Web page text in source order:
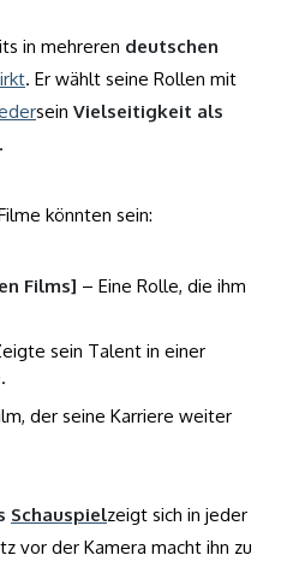
in mehreren deutschen
. Er wählt seine Rollen mit
sein Vielseitigkeit als
könnten sein:
Films] – Eine Rolle, die ihm
sein Talent in einer
der seine Karriere weiter
Schauspielzeigt sich in jeder
vor der Kamera macht ihn zu